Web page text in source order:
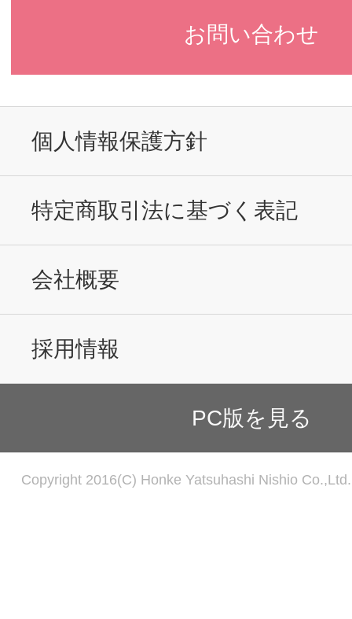
お問い合わせ
個人情報保護方針
特定商取引法に基づく表記
会社概要
採用情報
PC版を見る
Copyright 2016(C) Honke Yatsuhashi Nishio